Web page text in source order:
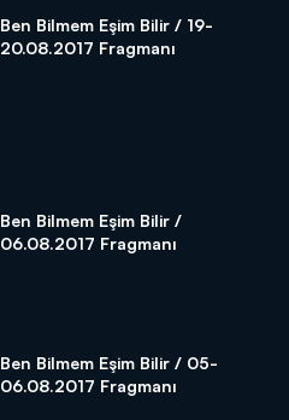
Ben Bilmem Eşim Bilir / 19-
20.08.2017 Fragmanı
Ben Bilmem Eşim Bilir /
06.08.2017 Fragmanı
Ben Bilmem Eşim Bilir / 05-
06.08.2017 Fragmanı